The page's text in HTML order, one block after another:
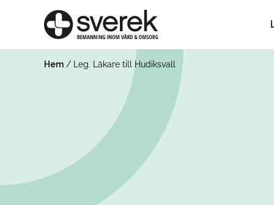
Hem / Leg. Läkare till Hudiksvall